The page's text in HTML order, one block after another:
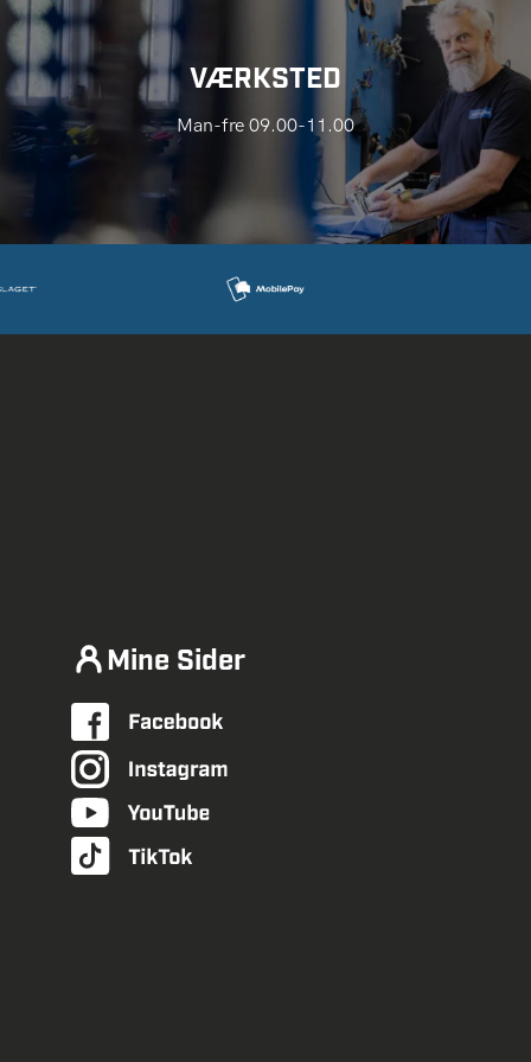
VÆRKSTED
Man-fre 09.00-11.00
Mine Sider